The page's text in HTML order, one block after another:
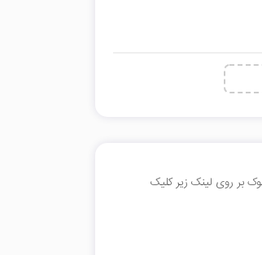
بنوبوک بر روی لینک زیر کلیک